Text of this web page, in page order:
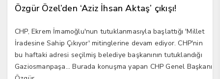
Özgür Özel’den ‘Aziz İhsan Aktaş’ çıkışı!
CHP, Ekrem İmamoğlu'nun tutuklanmasıyla başlattığı 'Millet
İradesine Sahip Çıkıyor' mitinglerine devam ediyor. CHP'nin
bu haftaki adresi seçilmiş belediye başkanının tutuklandığı
Gaziosmanpaşa... Burada konuşma yapan CHP Genel Başkanı